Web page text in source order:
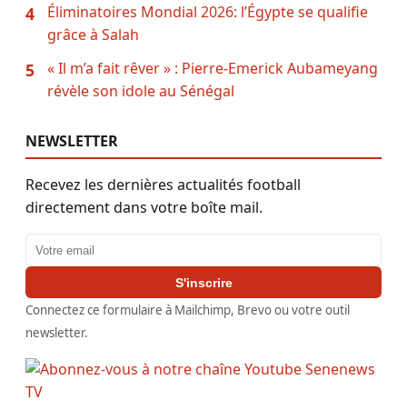
4
Éliminatoires Mondial 2026: l’Égypte se qualifie
grâce à Salah
5
« Il m’a fait rêver » : Pierre-Emerick Aubameyang
révèle son idole au Sénégal
NEWSLETTER
Recevez les dernières actualités football
directement dans votre boîte mail.
Adresse email
S'inscrire
Connectez ce formulaire à Mailchimp, Brevo ou votre outil
newsletter.